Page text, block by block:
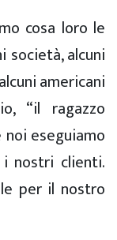
cosa loro le
società, alcuni
americani
“il ragazzo
eseguiamo
nostri clienti.
per il nostro